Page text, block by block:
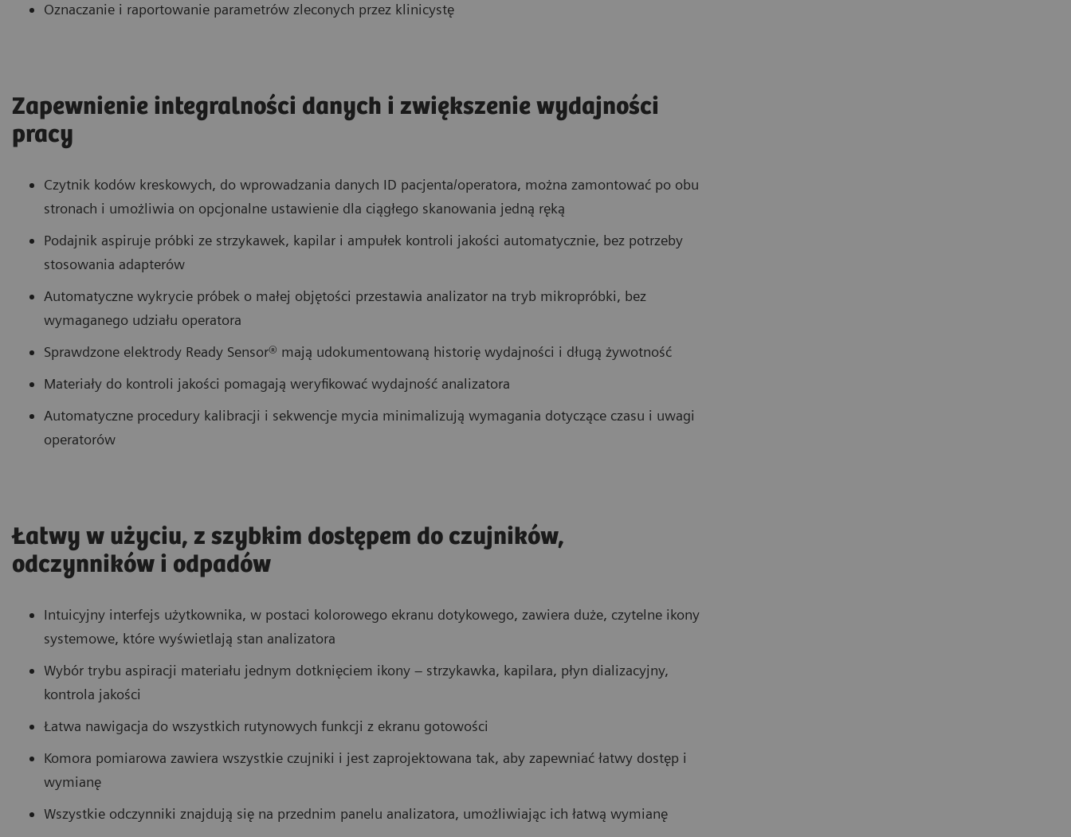
Oznaczanie i raportowanie parametrów zleconych przez klinicystę
Zapewnienie integralności danych i zwiększenie wydajności
pracy
Czytnik kodów kreskowych, do wprowadzania danych ID pacjenta/operatora, można zamontować po obu
stronach i umożliwia on opcjonalne ustawienie dla ciągłego skanowania jedną ręką
Podajnik aspiruje próbki ze strzykawek, kapilar i ampułek kontroli jakości automatycznie, bez potrzeby
stosowania adapterów
Automatyczne wykrycie próbek o małej objętości przestawia analizator na tryb mikropróbki, bez
wymaganego udziału operatora
Sprawdzone elektrody Ready Sensor® mają udokumentowaną historię wydajności i długą żywotność
Materiały do kontroli jakości pomagają weryfikować wydajność analizatora
Automatyczne procedury kalibracji i sekwencje mycia minimalizują wymagania dotyczące czasu i uwagi
operatorów
Łatwy w użyciu, z szybkim dostępem do czujników,
odczynników i odpadów
Intuicyjny interfejs użytkownika, w postaci kolorowego ekranu dotykowego, zawiera duże, czytelne ikony
systemowe, które wyświetlają stan analizatora
Wybór trybu aspiracji materiału jednym dotknięciem ikony – strzykawka, kapilara, płyn dializacyjny,
kontrola jakości
Łatwa nawigacja do wszystkich rutynowych funkcji z ekranu gotowości
Komora pomiarowa zawiera wszystkie czujniki i jest zaprojektowana tak, aby zapewniać łatwy dostęp i
wymianę
Wszystkie odczynniki znajdują się na przednim panelu analizatora, umożliwiając ich łatwą wymianę